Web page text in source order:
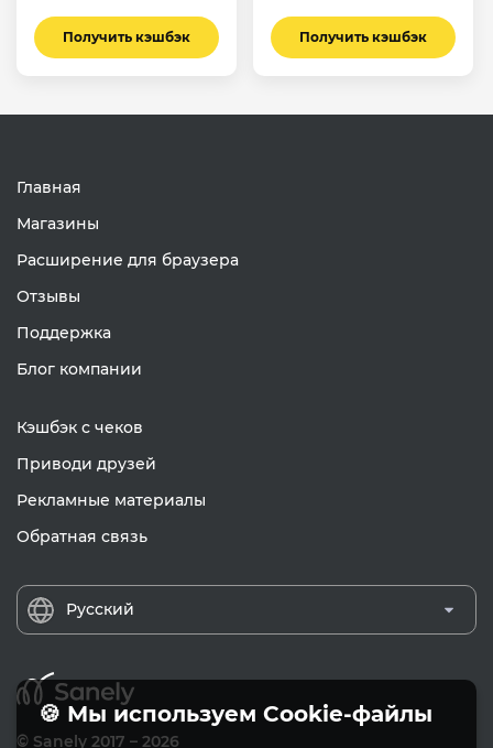
Получить кэшбэк Получить кэшбэк
Главная
Магазины
Расширение для браузера
Отзывы
Поддержка
Блог компании
Кэшбэк с чеков
Приводи друзей
Рекламные материалы
Обратная связь
Русский
© Sanely 2017 – 2026
🍪 Мы используем Cookie-файлы